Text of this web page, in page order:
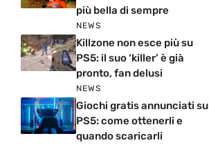
più bella di sempre
NEWS
Killzone non esce più su
PS5: il suo ‘killer’ è già
pronto, fan delusi
NEWS
Giochi gratis annunciati su
PS5: come ottenerli e
quando scaricarli